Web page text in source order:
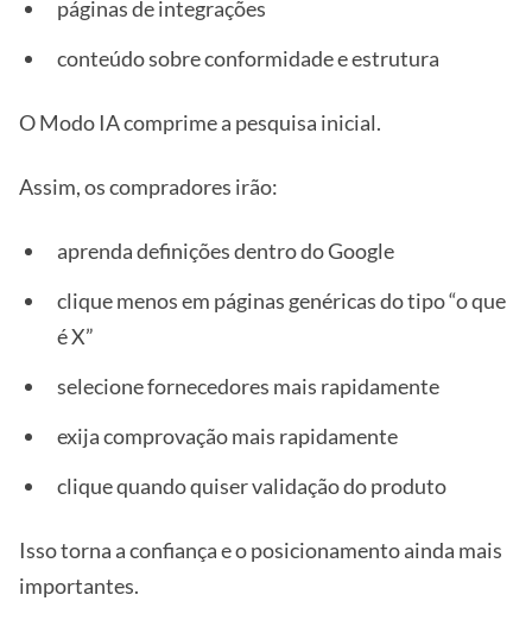
páginas de integrações
conteúdo sobre conformidade e estrutura
O Modo IA comprime a pesquisa inicial.
Assim, os compradores irão:
aprenda definições dentro do Google
clique menos em páginas genéricas do tipo “o que
é X”
selecione fornecedores mais rapidamente
exija comprovação mais rapidamente
clique quando quiser validação do produto
Isso torna a confiança e o posicionamento ainda mais
importantes.